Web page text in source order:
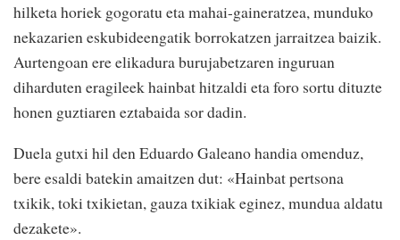
hilketa horiek gogoratu eta mahai-gaineratzea, munduko
nekazarien eskubideengatik borrokatzen jarraitzea baizik.
Aurtengoan ere elikadura burujabetzaren inguruan
diharduten eragileek hainbat hitzaldi eta foro sortu dituzte
honen guztiaren eztabaida sor dadin.
Duela gutxi hil den Eduardo Galeano handia omenduz,
bere esaldi batekin amaitzen dut: «Hainbat pertsona
txikik, toki txikietan, gauza txikiak eginez, mundua aldatu
dezakete».